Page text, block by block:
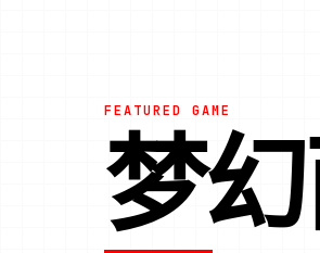
FEATURED GAME
梦